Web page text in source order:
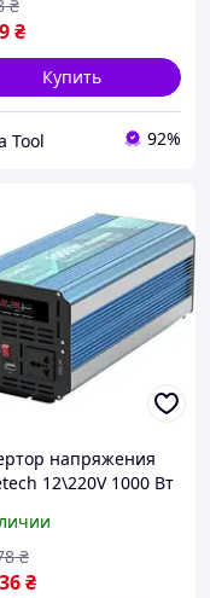
₴
₴
Купить
Tool 92%
напряжения
12\220V 1000 Вт
C1000WUPS-EU)
₴
₴